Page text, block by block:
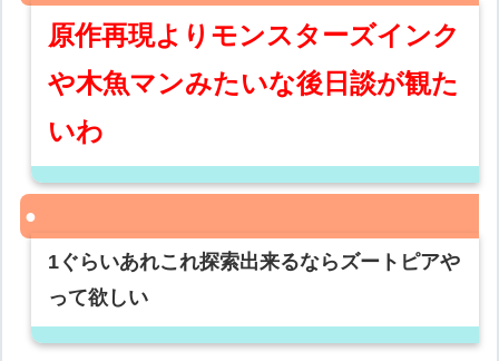
原作再現よりモンスターズインク
や木魚マンみたいな後日談が観た
いわ
1ぐらいあれこれ探索出来るならズートピアや
って欲しい